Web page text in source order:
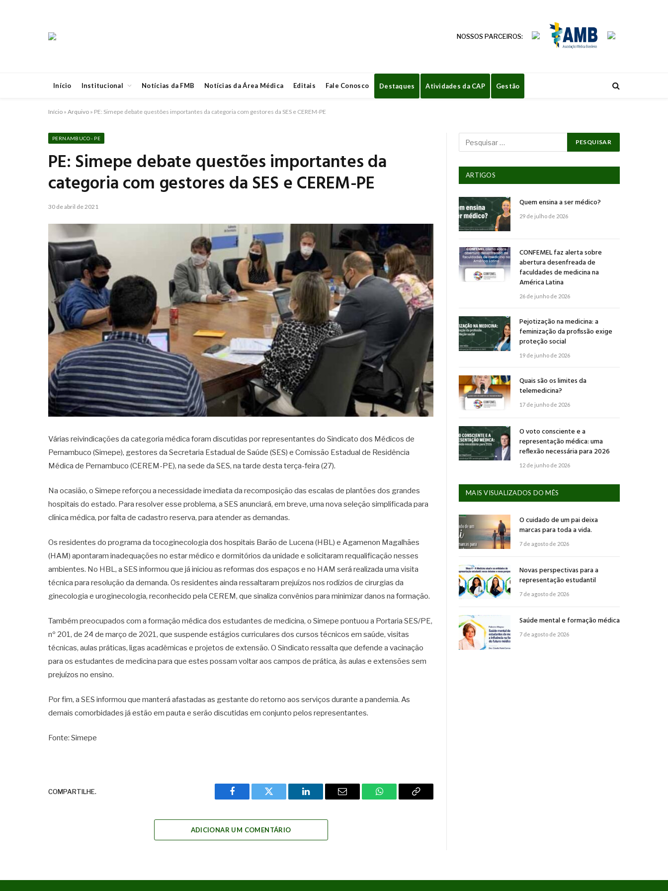
NOSSOS PARCEIROS:
Início Institucional Notícias da FMB Notícias da Área Médica Editais Fale Conosco Destaques Atividades da CAP Gestão
Início » Arquivo » PE: Simepe debate questões importantes da categoria com gestores da SES e CEREM-PE
PERNAMBUCO - PE
PE: Simepe debate questões importantes da
categoria com gestores da SES e CEREM-PE
30 de abril de 2021
Várias reivindicações da categoria médica foram discutidas por representantes do Sindicato dos Médicos de
Pernambuco (Simepe), gestores da Secretaria Estadual de Saúde (SES) e Comissão Estadual de Residência
Médica de Pernambuco (CEREM-PE), na sede da SES, na tarde desta terça-feira (27).
Na ocasião, o Simepe reforçou a necessidade imediata da recomposição das escalas de plantões dos grandes
hospitais do estado. Para resolver esse problema, a SES anunciará, em breve, uma nova seleção simplificada para
clínica médica, por falta de cadastro reserva, para atender as demandas.
Os residentes do programa da tocoginecologia dos hospitais Barão de Lucena (HBL) e Agamenon Magalhães
(HAM) apontaram inadequações no estar médico e dormitórios da unidade e solicitaram requalificação nesses
ambientes. No HBL, a SES informou que já iniciou as reformas dos espaços e no HAM será realizada uma visita
técnica para resolução da demanda. Os residentes ainda ressaltaram prejuízos nos rodízios de cirurgias da
ginecologia e uroginecologia, reconhecido pela CEREM, que sinaliza convênios para minimizar danos na formação.
Também preocupados com a formação médica dos estudantes de medicina, o Simepe pontuou a Portaria SES/PE,
nº 201, de 24 de março de 2021, que suspende estágios curriculares dos cursos técnicos em saúde, visitas
técnicas, aulas práticas, ligas acadêmicas e projetos de extensão. O Sindicato ressalta que defende a vacinação
para os estudantes de medicina para que estes possam voltar aos campos de prática, às aulas e extensões sem
prejuízos no ensino.
Por fim, a SES informou que manterá afastadas as gestante do retorno aos serviços durante a pandemia. As
demais comorbidades já estão em pauta e serão discutidas em conjunto pelos representantes.
Fonte: Simepe
COMPARTILHE.
Facebook Twitter LinkedIn Email WhatsAppCopy
ADICIONAR UM COMENTÁRIO
ARTIGOS
Quem ensina a ser médico?
29 de julho de 2026
CONFEMEL faz alerta sobre
abertura desenfreada de
faculdades de medicina na
América Latina
26 de junho de 2026
Pejotização na medicina: a
feminização da profissão exige
proteção social
19 de junho de 2026
Quais são os limites da
telemedicina?
17 de junho de 2026
O voto consciente e a
representação médica: uma
reflexão necessária para 2026
12 de junho de 2026
MAIS VISUALIZADOS DO MÊS
O cuidado de um pai deixa
marcas para toda a vida.
7 de agosto de 2026
Novas perspectivas para a
representação estudantil
7 de agosto de 2026
Saúde mental e formação médica
7 de agosto de 2026